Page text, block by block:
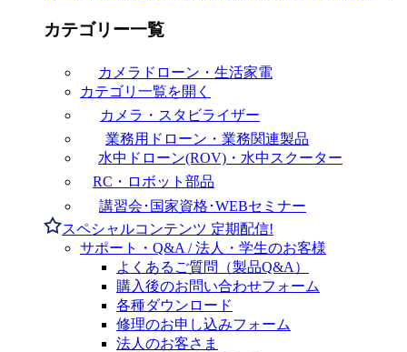
カテゴリー一覧
カメラドローン・生活家電
カテゴリ一覧を開く
カメラ・スタビライザー
業務用ドローン・業務関連製品
水中ドローン(ROV)・水中スクーター
RC・ロボット部品
講習会･国家資格･WEBセミナー
スペシャルコンテンツ 定期配信!
サポート・Q&A / 法人・学生のお客様
よくあるご質問（製品Q&A）
購入後のお問い合わせフォーム
各種ダウンロード
修理のお申し込みフォーム
法人のお客さま